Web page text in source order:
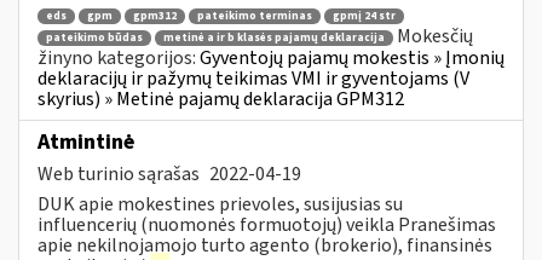
eds gpm gpm312 pateikimo terminas
gpmį 24 str
pateikimo būdas
metinė a ir b klasės pajamų deklaracija
Mokesčių
žinyno kategorijos:Gyventojų pajamų mokestis » Įmonių
deklaracijų ir pažymų teikimas VMI ir gyventojams (V
skyrius) » Metinė pajamų deklaracija GPM312
Atmintinė
Web turinio sąrašas 2022-04-19
DUK apie mokestines prievoles, susijusias su
influencerių (nuomonės formuotojų) veikla Pranešimas
apie nekilnojamojo turto agento (brokerio), finansinės